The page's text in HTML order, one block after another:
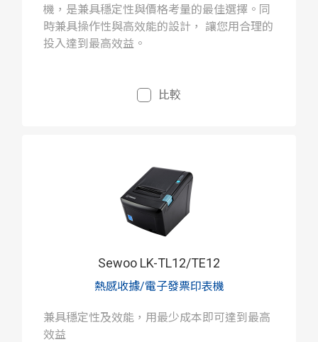
機，是兼具穩定性與價格考量的最佳選擇。同
時兼具操作性與高效能的設計， 讓您用合理的
投入達到最高效益。
比較
Sewoo LK-TL12/TE12
熱感收據/電子發票印表機
兼具穩定性及效能，用最少成本即可達到最高
效益